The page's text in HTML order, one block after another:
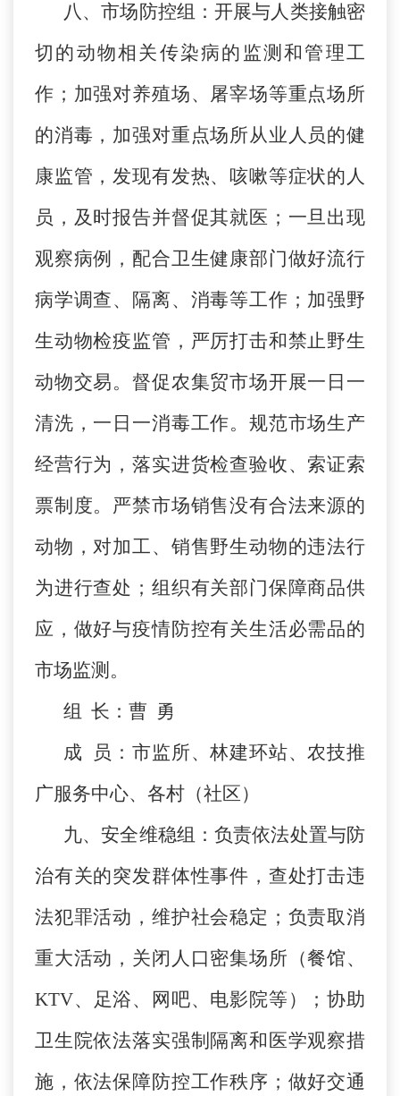
八、市场防控组：开展与人类接触密
切的动物相关传染病的监测和管理工
作；加强对养殖场、屠宰场等重点场所
的消毒，加强对重点场所从业人员的健
康监管，发现有发热、咳嗽等症状的人
员，及时报告并督促其就医；一旦出现
观察病例，配合卫生健康部门做好流行
病学调查、隔离、消毒等工作；加强野
生动物检疫监管，严厉打击和禁止野生
动物交易。督促农集贸市场开展一日一
清洗，一日一消毒工作。规范市场生产
经营行为，落实进货检查验收、索证索
票制度。严禁市场销售没有合法来源的
动物，对加工、销售野生动物的违法行
为进行查处；组织有关部门保障商品供
应，做好与疫情防控有关生活必需品的
市场监测。
组 长：曹 勇
成 员：市监所、林建环站、农技推
广服务中心、各村（社区）
九、安全维稳组：负责依法处置与防
治有关的突发群体性事件，查处打击违
法犯罪活动，维护社会稳定；负责取消
重大活动，关闭人口密集场所（餐馆、
KTV、足浴、网吧、电影院等）；协助
卫生院依法落实强制隔离和医学观察措
施，依法保障防控工作秩序；做好交通